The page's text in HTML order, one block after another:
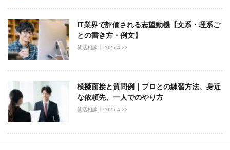
IT業界で評価される志望動機【文系・理系ご
との書き方・例文】
就活相談 2025.4.23
模擬面接と質問例｜プロとの練習方法、身近
な依頼先、一人でのやり方
就活相談 2025.4.23